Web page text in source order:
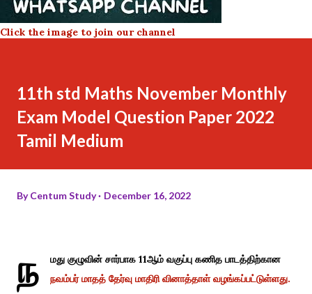
Click the image to join our channel
11th std Maths November Monthly
Exam Model Question Paper 2022
Tamil Medium
ByCentum Study December 16, 2022
ந
மது குழுவின் சார்பாக 11ஆம் வகுப்பு கணித பாடத்திற்கான
நவம்பர் மாதத் தேர்வு மாதிரி வினாத்தாள் வழங்கப்பட்டுள்ளது.